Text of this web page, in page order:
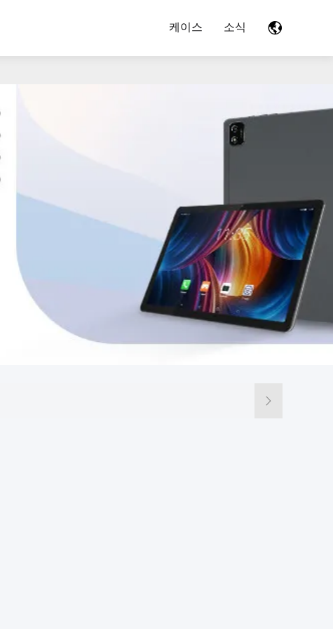
케이스 소식